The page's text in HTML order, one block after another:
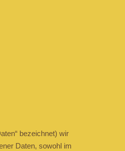
bezeichnet) wir
Daten, sowohl im